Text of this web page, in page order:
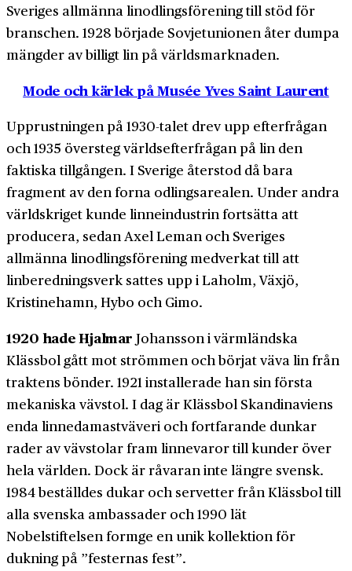
Sveriges allmänna lin­odlingsförening till stöd för
branschen. 1928 började Sovjetunionen åter dumpa
mängder av billigt lin på världs­marknaden.
Mode och kärlek på Musée Yves Saint Laurent
Upprustningen på 1930-talet drev upp efterfrågan
och 1935 översteg världsefterfrågan på lin den
faktiska tillgången. I Sverige återstod då bara
fragment av den forna odlingsarealen. Under andra
världskriget kunde linneindustrin fortsätta att
producera, sedan Axel Leman och Sveriges
allmänna linodlingsförening medverkat till att
linberedningsverk sattes upp i Laholm, Växjö,
Kristinehamn, Hybo och Gimo.
1920 hade Hjalmar Johansson i värmländska
Klässbol gått mot strömmen och börjat väva lin från
traktens bönder. 1921 installerade han sin första
mekaniska vävstol. I dag är Klässbol Skandinaviens
enda linnedamastväveri och fortfarande dunkar
rader av väv­stolar fram linne­varor till kunder över
hela världen. Dock är råvaran inte längre svensk.
1984 beställdes dukar och servetter från Klässbol till
alla svenska ambassader och 1990 lät
Nobelstiftelsen formge en unik kollektion för
dukning på ”festernas fest”.